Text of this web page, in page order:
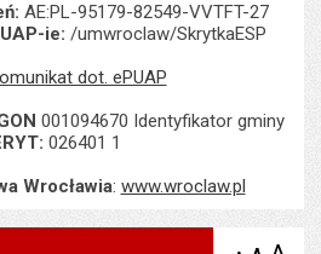
AE:PL-95179-82549-VVTFT-27
ie: /umwroclaw/SkrytkaESP
dot. ePUAP
001094670 Identyfikator gminy
026401 1
Wrocławia: www.wroclaw.pl